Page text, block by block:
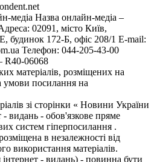
медіа Назва онлайн-медіа –
02091, місто Київ,
172-Б, офіс 208/1 E-mail:
Телефон: 044-205-43-00
R40-06068
матеріалів, розміщених на
умови посилання на
зі сторінки « Новини України
- видань - обов'язкове пряме
систем гіперпосилання .
в незалежності від
використання матеріалів.
- видань) - повинна бути